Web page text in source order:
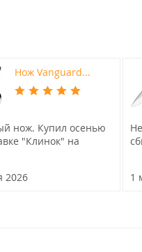
Нож Vanguard...
нож. Купил осенью
"Клинок" на
2026
1